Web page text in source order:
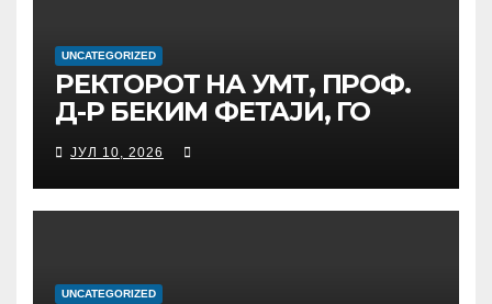
ДИГИТАЛНО
ОБРАЗОВАНИЕ И
ГЛОБАЛНО ГРАЃАНСТВО
UNCATEGORIZED
РЕКТОРОТ НА УМТ, ПРОФ.
Д-Р БЕКИМ ФЕТАЈИ, ГО
ПРЕЧЕКА НА ОФИЦИЈАЛНА
СРЕДБА ГЕНЕРАЛНИОТ
ДИРЕКТОР НА АД МЕПСО,
Д-Р БУРИМ ЛАТИФИ
ЈУЛ 10, 2026
UNCATEGORIZED